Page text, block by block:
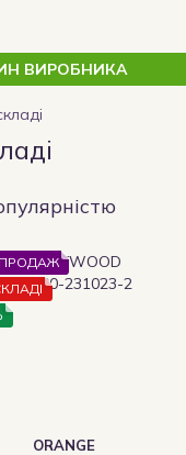
ВИРОБНИКА
ORANGE